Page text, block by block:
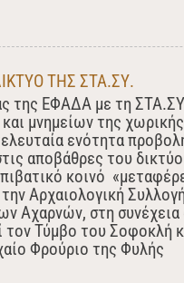
ΤΗΣ ΣΤΑ.ΣΥ.
της ΕΦΑΔΑ με τη
μνημείων της
ενότητα
αποβάθρες του
κοινό
Αρχαιολογική
Αχαρνών, στη συνέχεια
Τύμβο του Σοφοκλή
Φρούριο της Φυλής